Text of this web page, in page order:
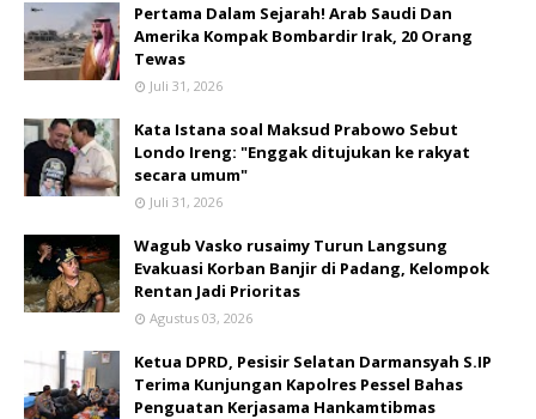
Pertama Dalam Sejarah! Arab Saudi Dan
Amerika Kompak Bombardir Irak, 20 Orang
Tewas
Juli 31, 2026
Kata Istana soal Maksud Prabowo Sebut
Londo Ireng: "Enggak ditujukan ke rakyat
secara umum"
Juli 31, 2026
Wagub Vasko rusaimy Turun Langsung
Evakuasi Korban Banjir di Padang, Kelompok
Rentan Jadi Prioritas
Agustus 03, 2026
Ketua DPRD, Pesisir Selatan Darmansyah S.IP
Terima Kunjungan Kapolres Pessel Bahas
Penguatan Kerjasama Hankamtibmas